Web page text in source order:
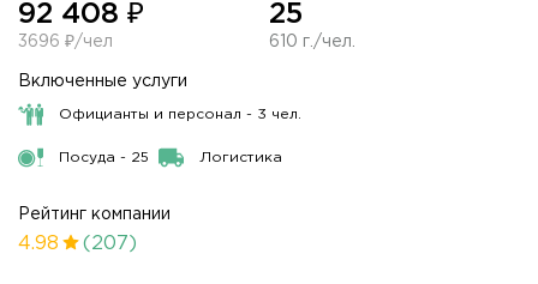
92 408 ₽
3696 ₽/чел
25
610 г./чел.
Включенные услуги
Официанты и персонал - 3 чел.
Посуда - 25 Логистика
Рейтинг компании
4.98 (207)